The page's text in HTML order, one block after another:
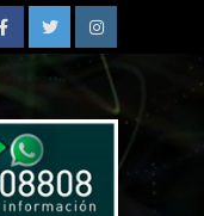
FacebookTwitterInstagram